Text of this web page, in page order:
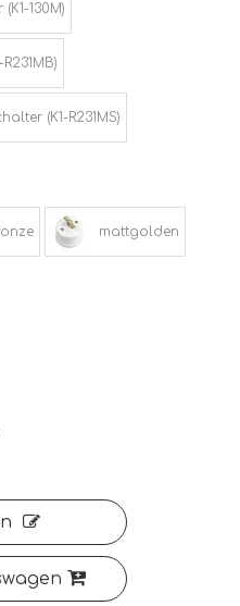
130M)
(K1-R231MS)
mattgolden